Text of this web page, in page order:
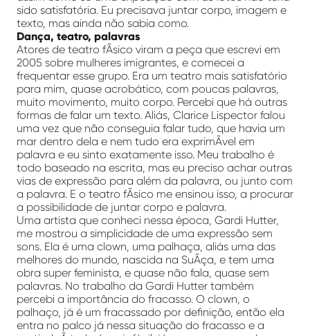
sido satisfatória. Eu precisava juntar corpo, imagem e
texto, mas ainda não sabia como.
Dança, teatro, palavras
Atores de teatro fÃ­sico viram a peça que escrevi em
2005 sobre mulheres imigrantes, e comecei a
frequentar esse grupo. Era um teatro mais satisfatório
para mim, quase acrobático, com poucas palavras,
muito movimento, muito corpo. Percebi que há outras
formas de falar um texto. Aliás, Clarice Lispector falou
uma vez que não conseguia falar tudo, que havia um
mar dentro dela e nem tudo era exprimÃ­vel em
palavra e eu sinto exatamente isso. Meu trabalho é
todo baseado na escrita, mas eu preciso achar outras
vias de expressão para além da palavra, ou junto com
a palavra. E o teatro fÃ­sico me ensinou isso, a procurar
a possibilidade de juntar corpo e palavra.
Uma artista que conheci nessa época, Gardi Hutter,
me mostrou a simplicidade de uma expressão sem
sons. Ela é uma clown, uma palhaça, aliás uma das
melhores do mundo, nascida na SuÃ­ça, e tem uma
obra super feminista, e quase não fala, quase sem
palavras. No trabalho da Gardi Hutter também
percebi a importância do fracasso. O clown, o
palhaço, já é um fracassado por definição, então ela
entra no palco já nessa situação do fracasso e a